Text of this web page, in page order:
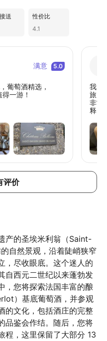
送
性价比
4.1
满意 5.0
葡萄酒精选，
一游！
我的
旅。
非常
释。
评价
产的圣埃米利翁（Saint-
自然景观，沿着陡峭狭窄
，尽收眼底。这个迷人的
自西元二世纪以来蓬勃发
，您将探索法国丰富的酿
）基底葡萄酒，并参观
的文化，包括酒庄的完整
品鉴会作结。随后，您将
程，这里保留了大部分 13